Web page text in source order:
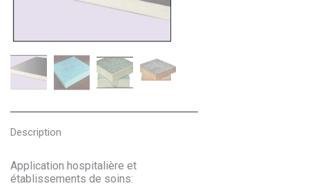
Description
Application hospitalière et
établissements de soins: